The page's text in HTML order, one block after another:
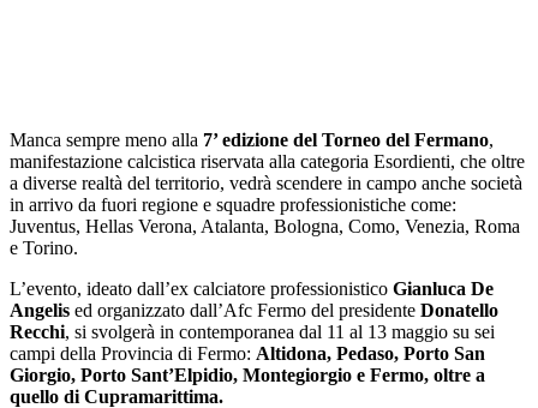
Manca sempre meno alla 7’ edizione del Torneo del Fermano,
manifestazione calcistica riservata alla categoria Esordienti, che oltre
a diverse realtà del territorio, vedrà scendere in campo anche società
in arrivo da fuori regione e squadre professionistiche come:
Juventus, Hellas Verona, Atalanta, Bologna, Como, Venezia, Roma
e Torino.
L’evento, ideato dall’ex calciatore professionistico Gianluca De
Angelis ed organizzato dall’Afc Fermo del presidente Donatello
Recchi, si svolgerà in contemporanea dal 11 al 13 maggio su sei
campi della Provincia di Fermo: Altidona, Pedaso, Porto San
Giorgio, Porto Sant’Elpidio, Montegiorgio e Fermo, oltre a
quello di Cupramarittima.